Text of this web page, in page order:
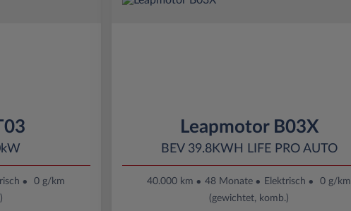
0 g/km
Leapmotor B03X
BEV 39.8KWH LIFE PRO AUTO
40.000 km 48 Monate Elektrisch
0 g/km
(gewichtet, komb.)